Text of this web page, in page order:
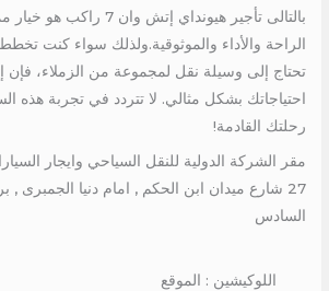
بالتالى تأجير هيونداي إتش
الراحة والأداء والموثوقية.ولذلك سواء كنت
تحتاج إلى وسيلة نقل لمجموعة من الزملاء،
احتياجاتك بشكل مثالي. لا تتردد في تجربة هذه
رحلتك القادمة!
مقر الشركة الدولية للنقل السياحي وايجار
27 شارع ميدان ابن الحكم , امام دنيا الجمبرى ,
السادس
اللوكيشين : الموقع